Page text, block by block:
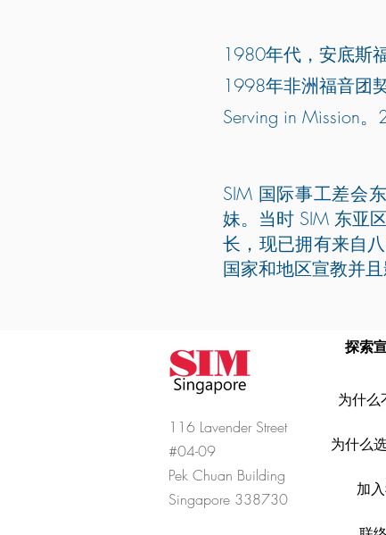
1980年代，安底斯
1998年非洲福音团
Serving in Mission
SIM 国际事工差会
妹。当时 SIM 东亚
长，现已拥有来自
国家和地区宣教并且
116 Lavender Street
#04-09
Pek Chuan Building
Singapore 338730
探索
为什么
为什么
加